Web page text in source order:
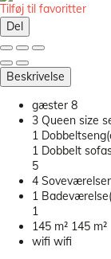
Tilføj til favoritter
Del
Beskrivelse
gæster 8
3 Queen size
1
1 Dobbelt
5
4 Soveværelser
1
1
145 m² 145 m²
wifi wifi